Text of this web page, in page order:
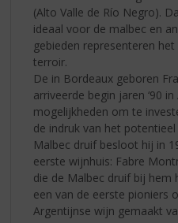
(Alto Valle de Río Negro).
ideaal voor de malbec en
gebieden representeren
terroir.
De in Bordeaux geboren
arriveerde begin jaren ‘90
mogelijkheden om te
de indruk van het
Malbec druif besloot hij in
eerste wijnhuis: Fabre
die de Malbec druif bij hem
een van de eerste pioniers
Argentijnse wijn gemaakt